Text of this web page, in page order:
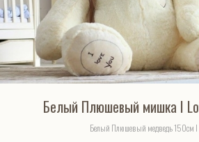
Белый Плюшевый мишка I
Белый Плюшевый медведь 150см I